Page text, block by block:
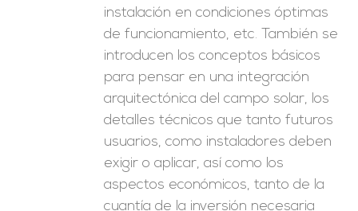
instalación en condiciones óptimas
de funcionamiento, etc. También se
introducen los conceptos básicos
para pensar en una integración
arquitectónica del campo solar, los
detalles técnicos que tanto futuros
usuarios, como instaladores deben
exigir o aplicar, así como los
aspectos económicos, tanto de la
cuantía de la inversión necesaria